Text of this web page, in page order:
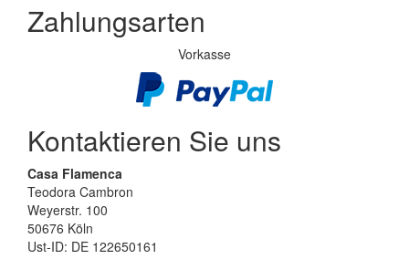
Zahlungsarten
Vorkasse
Kontaktieren Sie uns
Casa Flamenca
Teodora Cambron
Weyerstr. 100
50676 Köln
Ust-ID: DE 122650161